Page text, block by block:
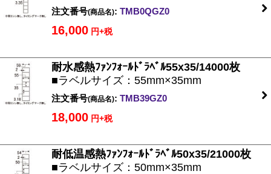
注文番号(商品名): TMB0QGZ0
16,000 円+税
耐水感熱ﾌｧﾝﾌｫｰﾙﾄﾞﾗﾍﾞﾙ55x35/14000枚
■ラベルサイズ：55mm×35mm
注文番号(商品名): TMB39GZ0
18,000 円+税
耐低温感熱ﾌｧﾝﾌｫｰﾙﾄﾞﾗﾍﾞﾙ50x35/21000枚
■ラベルサイズ：50mm×35mm